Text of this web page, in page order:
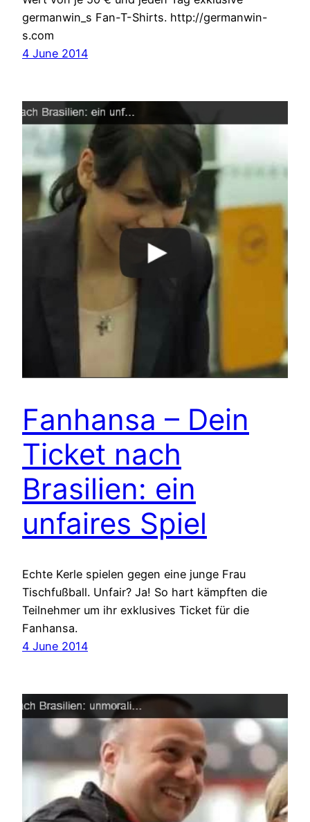
germanwin_s Fan-T-Shirts. http://germanwin-
s.com
4 June 2014
Fanhansa – Dein
Ticket nach
Brasilien: ein
unfaires Spiel
Echte Kerle spielen gegen eine junge Frau
Tischfußball. Unfair? Ja! So hart kämpften die
Teilnehmer um ihr exklusives Ticket für die
Fanhansa.
4 June 2014